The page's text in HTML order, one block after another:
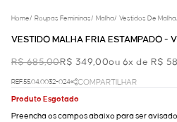
Home/ Roupas Femininas/ Malha/ Vestidos De Malha
VESTIDO MALHA FRIA ESTAMPADO -
R$ 685,00R$ 349,00ou 6x de R$
REF.55.04.0032-024
COMPARTILHAR
Produto Esgotado
Preencha os campos abaixo para ser